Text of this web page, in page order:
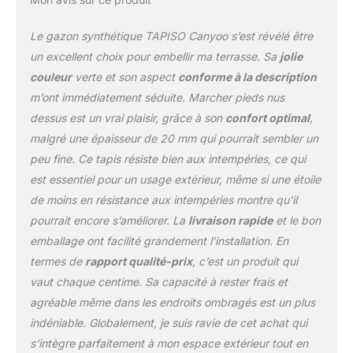
en conservant une
drainage du sol, ce qui
favorise une croissance
saine des plantes et
empêche la formation de
flaques ou de boue en
surface. PRATIQUE - La
pelouse artificielle est
facile à installer et à
nettoyer ; elle peut être
coupée avec des ciseaux
ou un couteau et
lorsqu'elle est sale, il
suffit de la rincer à l'eau
ou de la balayer avec un
balai. Fabriquée en 30 %
polypropylène et 70 %
polyester. 📌 TAPISO - Le
leader dans le domaine
Le gazon synthétique TAPISO Canyoo s’est révélé être
un excellent choix pour embellir ma terrasse. Sa jolie
couleurverte et son aspect conforme à la description
m’ont immédiatement séduite. Marcher pieds nus
dessus est un vrai plaisir, grâce à son confort optimal,
malgré une épaisseur de 20 mm qui pourrait sembler un
peu fine. Ce tapis résiste bien aux intempéries, ce qui
est essentiel pour un usage extérieur, même si une étoile
de moins en résistance aux intempéries montre qu’il
pourrait encore s’améliorer. La livraison rapideet le bon
emballage ont facilité grandement l’installation. En
termes de rapport qualité-prix, c’est un produit qui
vaut chaque centime. Sa capacité à rester frais et
agréable même dans les endroits ombragés est un plus
indéniable. Globalement, je suis ravie de cet achat qui
s’intègre parfaitement à mon espace extérieur tout en